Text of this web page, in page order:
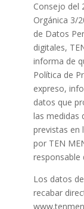
Consejo del
Orgánica 3/
de Datos
digitales,
informa de
Política de
expreso,
datos que
las medidas
previstas en
por TEN
responsable
Los datos
recabar